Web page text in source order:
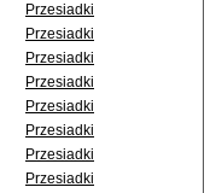
Przesiadki
Przesiadki
Przesiadki
Przesiadki
Przesiadki
Przesiadki
Przesiadki
Przesiadki